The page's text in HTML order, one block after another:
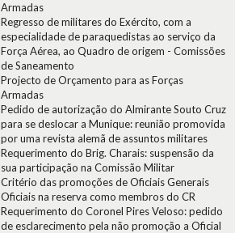
Armadas
Regresso de militares do Exército, com a
especialidade de paraquedistas ao serviço da
Força Aérea, ao Quadro de origem - Comissões
de Saneamento
Projecto de Orçamento para as Forças
Armadas
Pedido de autorização do Almirante Souto Cruz
para se deslocar a Munique: reunião promovida
por uma revista alemã de assuntos militares
Requerimento do Brig. Charais: suspensão da
sua participação na Comissão Militar
Critério das promoções de Oficiais Generais
Oficiais na reserva como membros do CR
Requerimento do Coronel Pires Veloso: pedido
de esclarecimento pela não promoção a Oficial